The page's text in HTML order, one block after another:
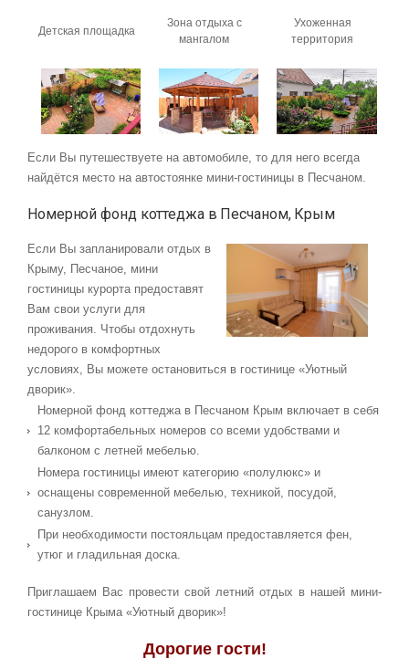
Детская площадка
Зона отдыха с
мангалом
Ухоженная
территория
Если Вы путешествуете на автомобиле, то для него всегда
найдётся место на автостоянке мини-гостиницы в Песчаном.
Номерной фонд коттеджа в Песчаном, Крым
Если Вы запланировали отдых в
Крыму, Песчаное, мини
гостиницы курорта предоставят
Вам свои услуги для
проживания. Чтобы отдохнуть
недорого в комфортных
условиях, Вы можете остановиться в гостинице «Уютный
дворик».
Номерной фонд коттеджа в Песчаном Крым включает в себя
12 комфортабельных номеров со всеми удобствами и
балконом с летней мебелью.
Номера гостиницы имеют категорию «полулюкс» и
оснащены современной мебелью, техникой, посудой,
санузлом.
При необходимости постояльцам предоставляется фен,
утюг и гладильная доска.
Приглашаем Вас провести свой летний отдых в нашей мини-
гостинице Крыма «Уютный дворик»!
Дорогие гости!